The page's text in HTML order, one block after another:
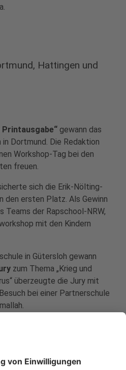
Hattingen und
Printausgabe“ gewann das
Dortmund. Die Redaktion
Workshop-Tag bei den
freuen.
sich die Erik-Nölting-
den ersten Platz. Als Gewinn
Teams der Rapschool-NRW,
mit den Kindern
in Gütersloh gewann
zum Thema „Krieg und
überzeugte die Jury mit
bei einer Partnerschule
Wettbewerb